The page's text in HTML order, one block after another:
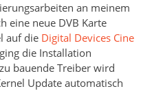
an meinem
eine neue DVB Karte
auf die Digital Devices Cine
die Installation
bauende Treiber wird
Update automatisch